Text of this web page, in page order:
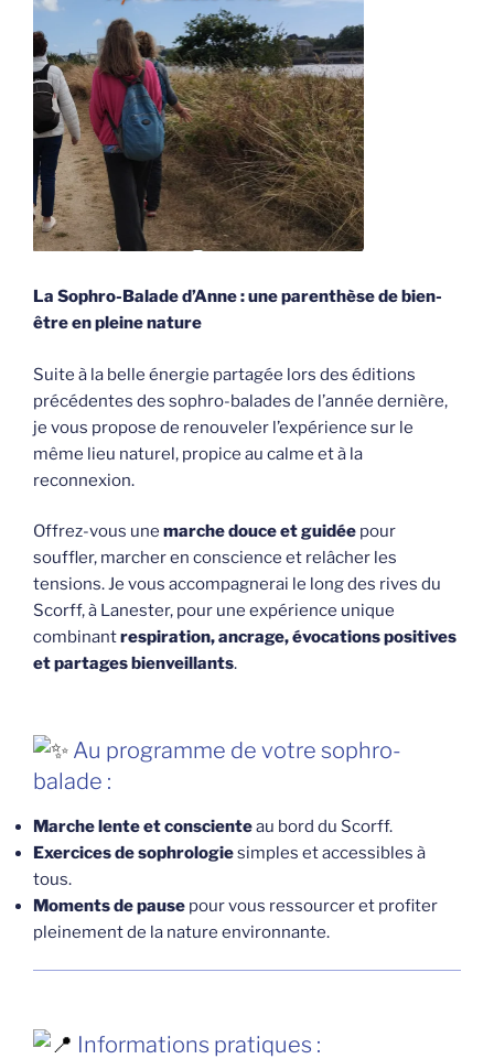
La Sophro-Balade d’Anne : une parenthèse de bien-
être en pleine nature
Suite à la belle énergie partagée lors des éditions
précédentes des sophro-balades de l’année dernière,
je vous propose de renouveler l’expérience sur le
même lieu naturel, propice au calme et à la
reconnexion.
Offrez-vous une marche douce et guidée pour
souffler, marcher en conscience et relâcher les
tensions. Je vous accompagnerai le long des rives du
Scorff, à Lanester, pour une expérience unique
combinantrespiration, ancrage, évocations positives
et partages bienveillants.
Au programme de votre sophro-
balade :
Marche lente et conscienteau bord du Scorff.
Exercices de sophrologiesimples et accessibles à
tous.
Moments de pause pour vous ressourcer et profiter
pleinement de la nature environnante.
Informations pratiques :